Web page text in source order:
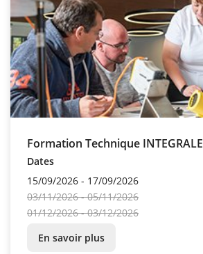
Formation Technique INTEGRALE
Dates
15/09/2026 - 17/09/2026
03/11/2026 - 05/11/2026
01/12/2026 - 03/12/2026
En savoir plus